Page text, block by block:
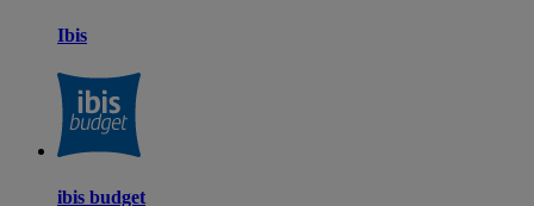
Ibis
ibis budget